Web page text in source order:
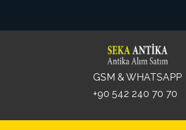
GSM & WHATSAPP
+90 542 240 70 70